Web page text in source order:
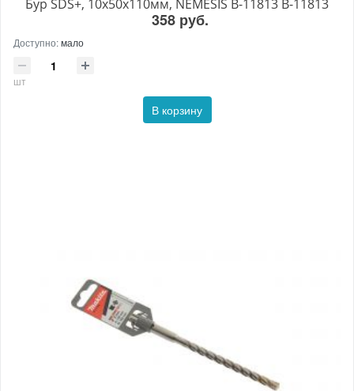
Бур SDS+, 10х50х110мм, NEMESIS B-11813 B-11813
358 руб.
Доступно:мало
шт
В корзину